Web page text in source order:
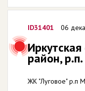
ID31401 06
район,
ЖК "Луговое" р.п